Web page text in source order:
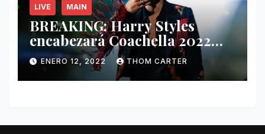
LIVE MAIN
BREAKING: Harry Styles
encabezará Coachella 2022
junto a Kanye West y Billie
Eilish.
ENERO 12, 2022 THOM CARTER